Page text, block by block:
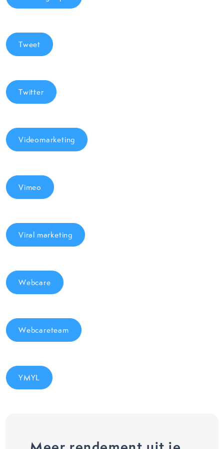
Tweet
Twitter
Videomarketing
Vimeo
Viral marketing
Webcare
Webcareteam
YMYL